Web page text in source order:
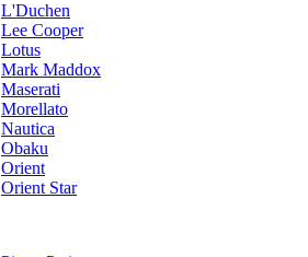
L'Duchen
Lee Cooper
Lotus
Mark Maddox
Maserati
Morellato
Nautica
Obaku
Orient
Orient Star